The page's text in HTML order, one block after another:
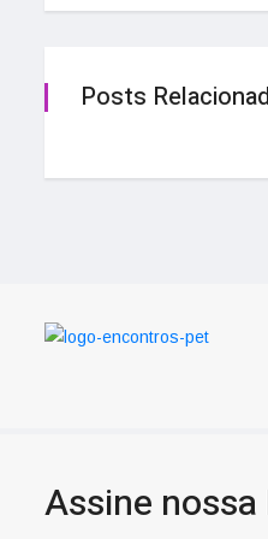
Posts
Assine